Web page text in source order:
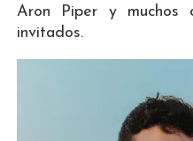
Aron Piper y muchos
invitados.